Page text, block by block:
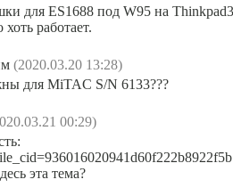
для ES1688 под W95 на
работает.
(2020.03.20 13:28)
для MiTAC S/N 6133???
00:29)
эта тема?